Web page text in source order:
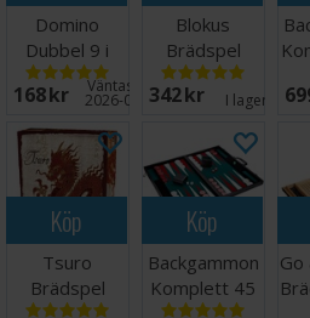
Domino
Dubbel 9 i
koffert - 55
delar
168 SEK Väntas in:
2026-08-17
Blokus
Brädspel
342 SEK I lager: 10
Köp
Tsuro
Brädspel
Köp
Backgammon
Komplett 45
cm
Go